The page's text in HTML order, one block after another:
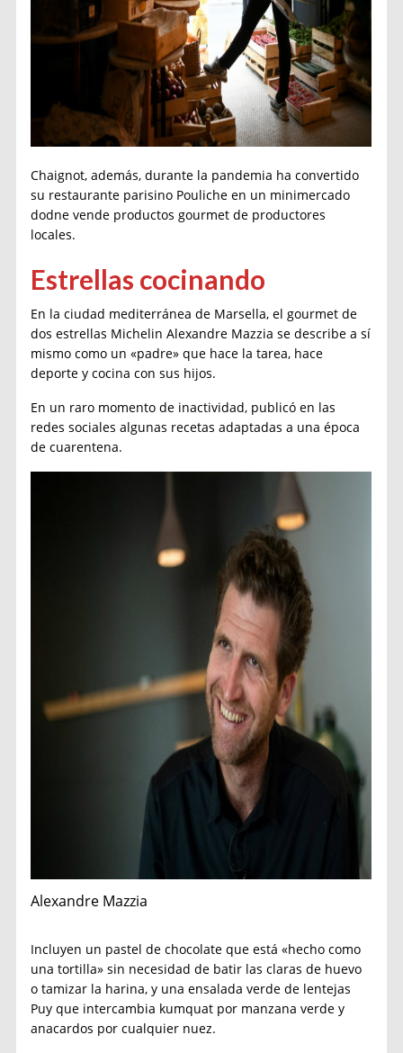
Chaignot, además, durante la pandemia ha convertido
su restaurante parisino Pouliche en un minimercado
dodne vende productos gourmet de productores
locales.
Estrellas cocinando
En la ciudad mediterránea de Marsella, el gourmet de
dos estrellas Michelin Alexandre Mazzia se describe a sí
mismo como un «padre» que hace la tarea, hace
deporte y cocina con sus hijos.
En un raro momento de inactividad, publicó en las
redes sociales algunas recetas adaptadas a una época
de cuarentena.
Alexandre Mazzia
Incluyen un pastel de chocolate que está «hecho como
una tortilla» sin necesidad de batir las claras de huevo
o tamizar la harina, y una ensalada verde de lentejas
Puy que intercambia kumquat por manzana verde y
anacardos por cualquier nuez.